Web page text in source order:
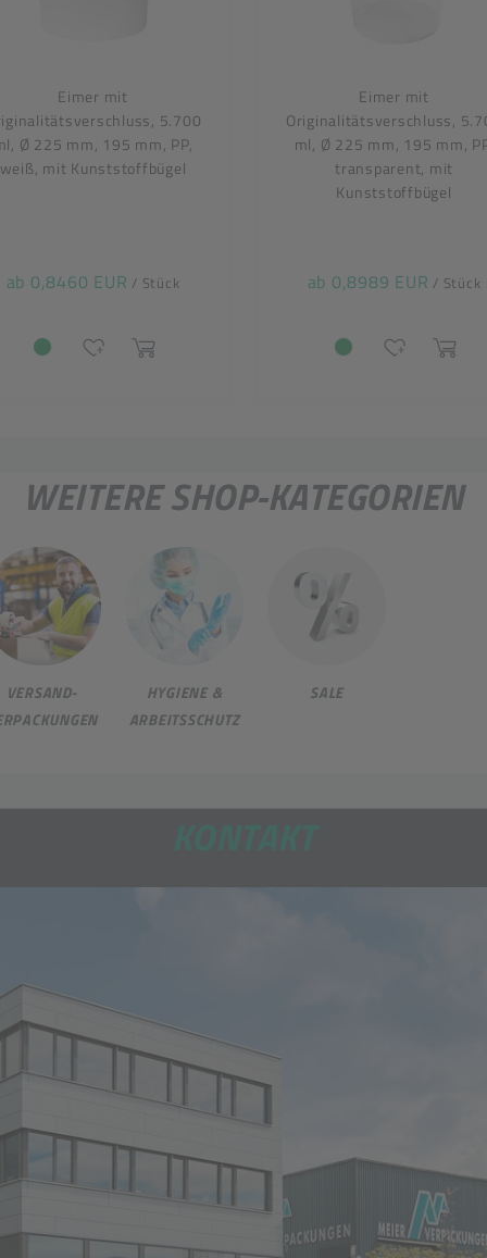
Eimer mit
5.700
Ø 225 mm, 195 mm, PP,
weiß, mit Kunststoffbügel
ab 0,8460 EUR / Stück
Eimer mit
Originalitätsverschluss,
ml, Ø 225 mm, 195 mm,
transparent, mit
Kunststoffbügel
ab 0,8989 EUR / Stück
WEITERE SHOP-KATEGORIEN
VERSAND-
HYGIENE &
ARBEITSSCHUTZ
SALE